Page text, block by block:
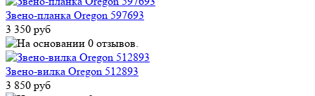
Звено-планка Oregon 597693
3 350 руб
Звено-вилка Oregon 512893
3 850 руб